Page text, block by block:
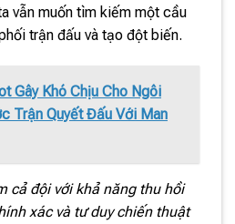
vẫn muốn tìm kiếm một cầu
trận đấu và tạo đột biến.
Gây Khó Chịu Cho Ngôi
Trận Quyết Đấu Với Man
cả đội với khả năng thu hồi
xác và tư duy chiến thuật